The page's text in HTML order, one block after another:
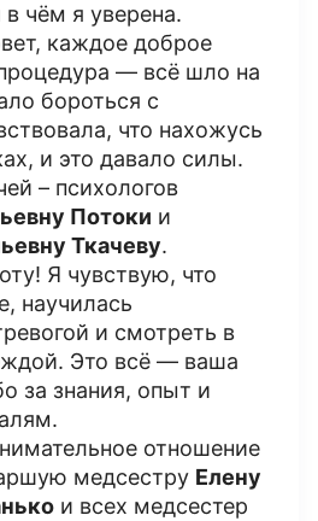
чём я уверена.
каждое доброе
— всё шло на
бороться с
что нахожусь
и это давало силы.
– психологов
Потоки и
Ткачеву.
Я чувствую, что
научилась
и смотреть в
Это всё — ваша
за знания, опыт и
отношение
медсестру Елену
и всех медсестер